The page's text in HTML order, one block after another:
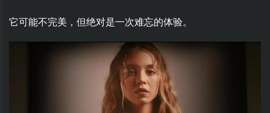
它可能不完美，但绝对是一次难忘的体验。